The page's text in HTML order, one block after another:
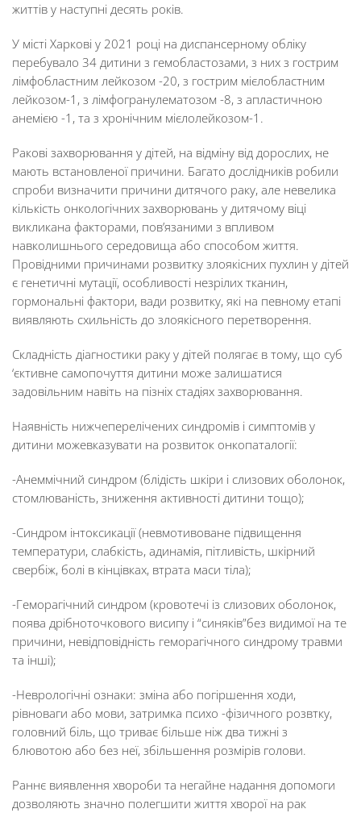
життів у наступні десять років.
У місті Харкові у 2021 році на диспансерному обліку
перебувало 34 дитини з гемобластозами, з них з гострим
лімфобластним лейкозом -20, з гострим мієлобластним
лейкозом-1, з лімфогранулематозом -8, з апластичною
анемією -1, та з хронічним мієлолейкозом-1.
Ракові захворювання у дітей, на відміну від дорослих, не
мають встановленої причини. Багато дослідників робили
спроби визначити причини дитячого раку, але невелика
кількість онкологічних захворювань у дитячому віці
викликана факторами, пов’язаними з впливом
навколишнього середовища або способом життя.
Провідними причинами розвитку злоякісних пухлин у дітей
є генетичні мутації, особливості незрілих тканин,
гормональні фактори, вади розвитку, які на певному етапі
виявляють схильність до злоякісного перетворення.
Складність діагностики раку у дітей полягає в тому, що суб
‘єктивне самопочуття дитини може залишатися
задовільним навіть на пізніх стадіях захворювання.
Наявність нижчеперелічених синдромів і симптомів у
дитини можевказувати на розвиток онкопаталогії:
-Анеммічний синдром (блідість шкіри і слизових оболонок,
стомлюваність, зниження активності дитини тощо);
-Синдром інтоксикації (невмотивоване підвищення
температури, слабкість, адинамія, пітливість, шкірний
свербіж, болі в кінцівках, втрата маси тіла);
-Геморагічний синдром (кровотечі із слизових оболонок,
поява дрібноточкового висипу і “синяків”без видимої на те
причини, невідповідність геморагічного синдрому травми
та інші);
-Неврологічні ознаки: зміна або погіршення ходи,
рівноваги або мови, затримка психо -фізичного розвтку,
головний біль, що триває більше ніж два тижні з
блювотою або без неї, збільшення розмірів голови.
Раннє виявлення хвороби та негайне надання допомоги
дозволяють значно полегшити життя хворої на рак